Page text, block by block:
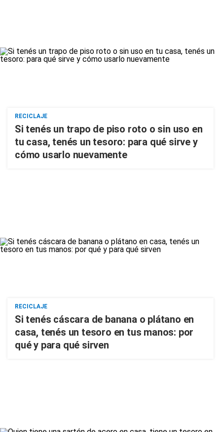
RECICLAJE
Si tenés un trapo de piso roto o sin uso en
tu casa, tenés un tesoro: para qué sirve y
cómo usarlo nuevamente
RECICLAJE
Si tenés cáscara de banana o plátano en
casa, tenés un tesoro en tus manos: por
qué y para qué sirven